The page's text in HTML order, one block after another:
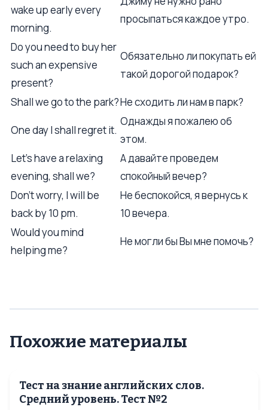
wake up early every
morning.
просыпаться каждое утро.
Do you need to buy her
such an expensive
present?
Обязательно ли покупать ей
такой дорогой подарок?
Shall we go to the park?Не сходить ли нам в парк?
One day I shall regret it.
Однажды я пожалею об
этом.
Let's have a relaxing
evening, shall we?
А давайте проведем
спокойный вечер?
Don't worry, I will be
back by 10 pm.
Не беспокойся, я вернусь к
10 вечера.
Would you mind
helping me?
Не могли бы Вы мне помочь?
Похожие материалы
Тест на знание английских слов.
Средний уровень. Тест №2